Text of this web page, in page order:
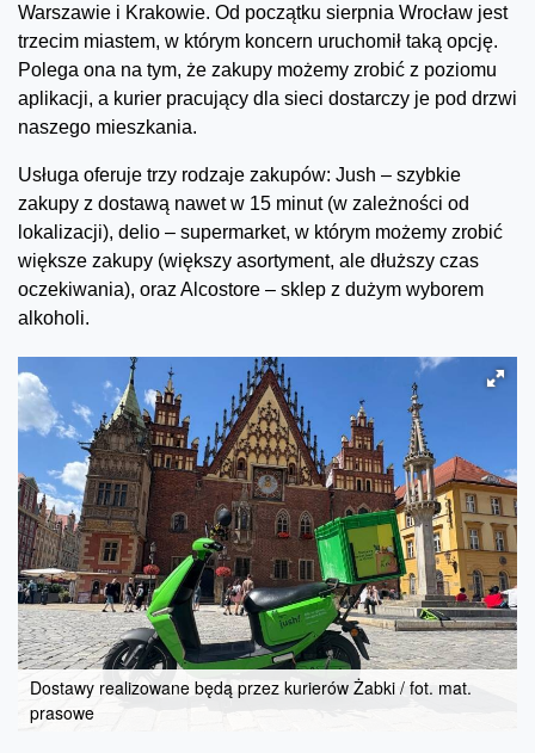
Warszawie i Krakowie. Od początku sierpnia Wrocław jest
trzecim miastem, w którym koncern uruchomił taką opcję.
Polega ona na tym, że zakupy możemy zrobić z poziomu
aplikacji, a kurier pracujący dla sieci dostarczy je pod drzwi
naszego mieszkania.
Usługa oferuje trzy rodzaje zakupów: Jush – szybkie
zakupy z dostawą nawet w 15 minut (w zależności od
lokalizacji), delio – supermarket, w którym możemy zrobić
większe zakupy (większy asortyment, ale dłuższy czas
oczekiwania), oraz Alcostore – sklep z dużym wyborem
alkoholi.
Dostawy realizowane będą przez kurierów Żabki / fot. mat.
prasowe